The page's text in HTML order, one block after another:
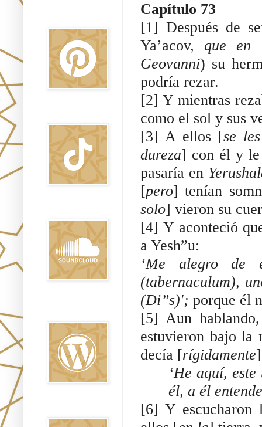
Capítulo 73
[1] Después de
Ya’acov, que en
Geovanni) su
podría rezar.
[2] Y mientras
como el sol y sus
[3] A ellos [se
dureza] con él y
pasaría en
[pero] tenían
solo] vieron su
[4] Y aconteció
a Yesh”u:
‘Me alegro de
(tabernaculum),
(Di”s)'; porque él
[5] Aun
estuvieron bajo la
decía [rígidamente
‘He aquí,
él, a él
[6] Y